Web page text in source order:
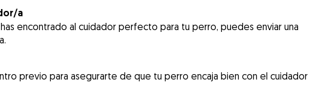
a
encontrado al cuidador perfecto para tu perro, puedes enviar una
previo para asegurarte de que tu perro encaja bien con el cuidador